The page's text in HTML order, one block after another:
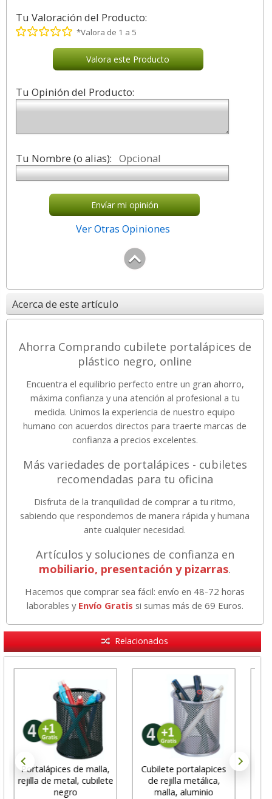
Tu Valoración del Producto:
*Valora de 1 a 5
Valora este Producto
Tu Opinión del Producto:
Tu Nombre (o alias): Opcional
Envíar mi opinión
Ver Otras Opiniones
Acerca de este artículo
Ahorra Comprando cubilete portalápices de
plástico negro, online
Encuentra el equilibrio perfecto entre un gran ahorro,
máxima confianza y una atención al profesional a tu
medida. Unimos la experiencia de nuestro equipo
humano con acuerdos directos para traerte marcas de
confianza a precios excelentes.
Más variedades de portalápices - cubiletes
recomendadas para tu oficina
Disfruta de la tranquilidad de comprar a tu ritmo,
sabiendo que respondemos de manera rápida y humana
ante cualquier necesidad.
Artículos y soluciones de confianza en
mobiliario, presentación y pizarras.
Hacemos que comprar sea fácil: envío en 48-72 horas
laborables y Envío Gratis si sumas más de 69 Euros.
Relacionados
Portalápices de malla,
rejilla de metal, cubilete
negro
Cubilete portalapices
de rejilla metálica,
malla, aluminio